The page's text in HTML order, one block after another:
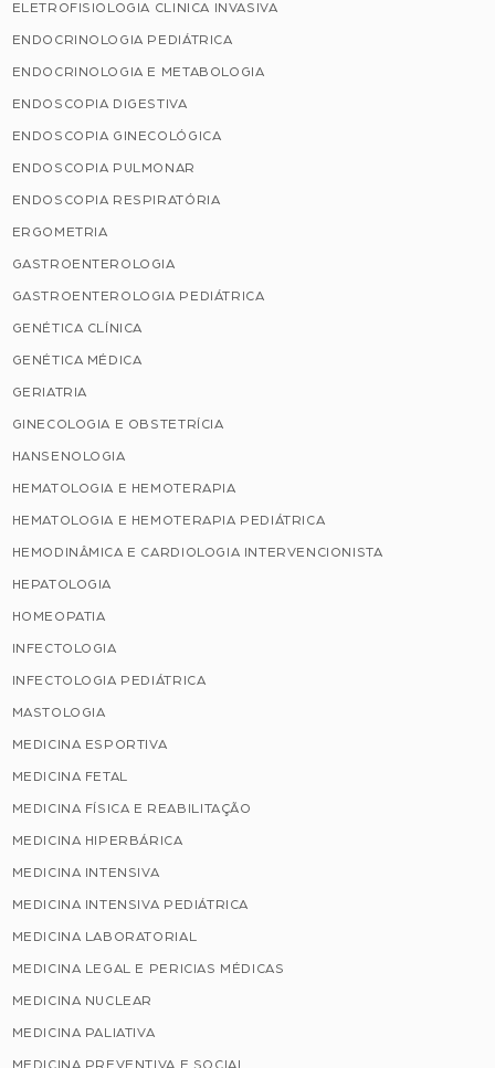
ELETROFISIOLOGIA CLINICA INVASIVA
ENDOCRINOLOGIA PEDIÁTRICA
ENDOCRINOLOGIA E METABOLOGIA
ENDOSCOPIA DIGESTIVA
ENDOSCOPIA GINECOLÓGICA
ENDOSCOPIA PULMONAR
ENDOSCOPIA RESPIRATÓRIA
ERGOMETRIA
GASTROENTEROLOGIA
GASTROENTEROLOGIA PEDIÁTRICA
GENÉTICA CLÍNICA
GENÉTICA MÉDICA
GERIATRIA
GINECOLOGIA E OBSTETRÍCIA
HANSENOLOGIA
HEMATOLOGIA E HEMOTERAPIA
HEMATOLOGIA E HEMOTERAPIA PEDIÁTRICA
HEMODINÂMICA E CARDIOLOGIA INTERVENCIONISTA
HEPATOLOGIA
HOMEOPATIA
INFECTOLOGIA
INFECTOLOGIA PEDIÁTRICA
MASTOLOGIA
MEDICINA ESPORTIVA
MEDICINA FETAL
MEDICINA FÍSICA E REABILITAÇÃO
MEDICINA HIPERBÁRICA
MEDICINA INTENSIVA
MEDICINA INTENSIVA PEDIÁTRICA
MEDICINA LABORATORIAL
MEDICINA LEGAL E PERICIAS MÉDICAS
MEDICINA NUCLEAR
MEDICINA PALIATIVA
MEDICINA PREVENTIVA E SOCIAL